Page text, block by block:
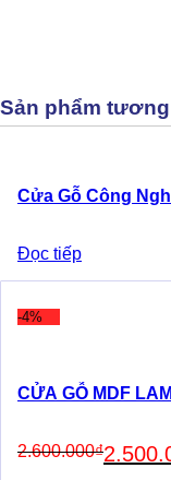
Sản phẩm
Cửa Gỗ Công
Đọc tiếp
-4%
CỬA GỖ MDF
2.600.000₫